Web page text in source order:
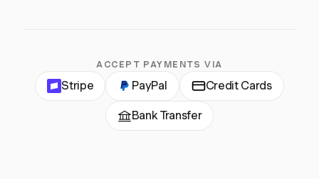
ACCEPT PAYMENTS VIA
Stripe PayPal Credit Cards
Bank Transfer